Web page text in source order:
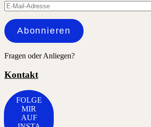
E-
Mail-
Adresse
Abonnieren
Fragen oder Anliegen?
Kontakt
FOLGE
MIR
AUF